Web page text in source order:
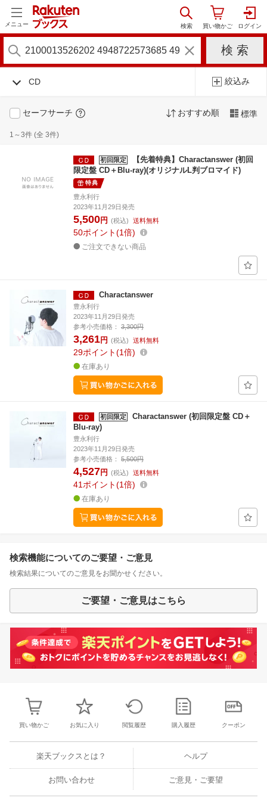
メニュー
CD 絞込み
セーフサーチ おすすめ順 標準
1～3件 (全 3件)
初回限定
【先着特典】Charactanswer (初回
限定盤 CD＋Blu-ray)(オリジナルL判ブロマイド)
特典
豊永利行
2023年11月29日発売
5,500円 (税込) 送料無料
50ポイント 1倍
ご注文できない商品
Charactanswer
豊永利行
2023年11月29日発売
参考小売価格：
3,300円
3,261円 (税込) 送料無料
29ポイント 1倍
在庫あり
初回限定
Charactanswer (初回限定盤 CD＋
Blu-ray)
豊永利行
2023年11月29日発売
参考小売価格：
5,500円
4,527円 (税込) 送料無料
41 ポイント 1倍
在庫あり
検索機能についてのご要望・ご意見
検索結果についてのご意見をお聞かせください。
ご要望・ご意見はこちら
買い物かご お気に入り 閲覧履歴 購入履歴 クーポン
楽天ブックスとは？ ヘルプ
お問い合わせ ご意見・ご要望